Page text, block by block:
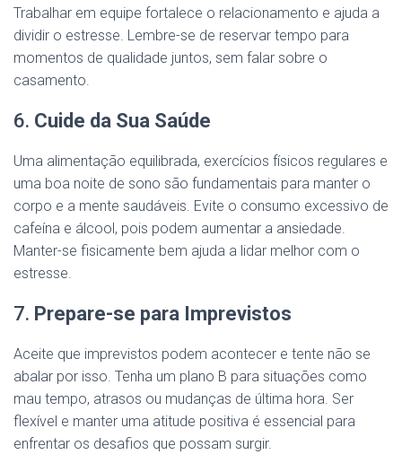
Trabalhar em equipe fortalece o relacionamento e ajuda a
dividir o estresse. Lembre-se de reservar tempo para
momentos de qualidade juntos, sem falar sobre o
casamento.
6. Cuide da Sua Saúde
Uma alimentação equilibrada, exercícios físicos regulares e
uma boa noite de sono são fundamentais para manter o
corpo e a mente saudáveis. Evite o consumo excessivo de
cafeína e álcool, pois podem aumentar a ansiedade.
Manter-se fisicamente bem ajuda a lidar melhor com o
estresse.
7. Prepare-se para Imprevistos
Aceite que imprevistos podem acontecer e tente não se
abalar por isso. Tenha um plano B para situações como
mau tempo, atrasos ou mudanças de última hora. Ser
flexível e manter uma atitude positiva é essencial para
enfrentar os desafios que possam surgir.